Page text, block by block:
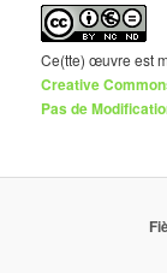
Ce(tte) œuvre est
Creative
Pas de